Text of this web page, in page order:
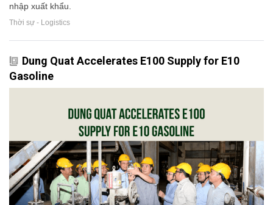
nhập xuất khẩu.
Thời sự - Logistics
Dung Quat Accelerates E100 Supply for E10
Gasoline